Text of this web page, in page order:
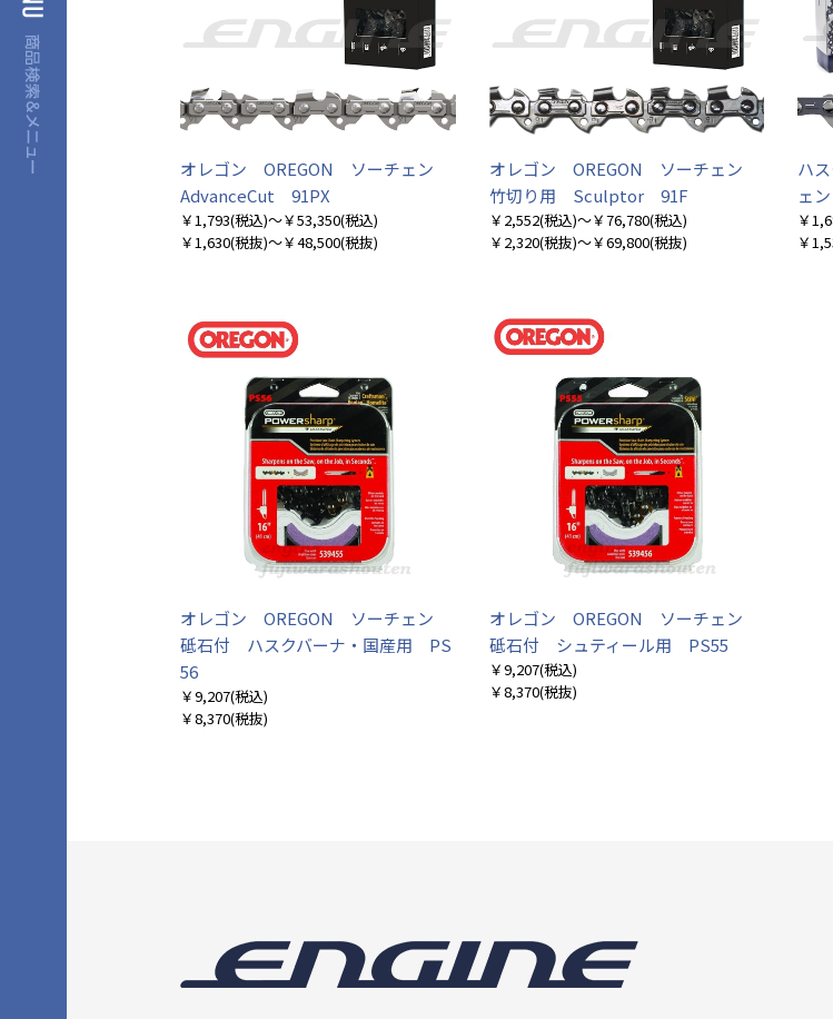
オレゴン OREGON ソーチェン
AdvanceCut 91PX
￥1,793(税込)～￥53,350(税込)
￥1,630(税抜)～￥48,500(税抜)
オレゴン OREGON ソーチェン
竹切り用 Sculptor 91F
￥2,552(税込)～￥76,780(税込)
￥2,320(税抜)～￥69,800(税抜)
ハ
ェ
￥
￥
オレゴン OREGON ソーチェン
砥石付 ハスクバーナ・国産用 PS
56
￥9,207(税込)
￥8,370(税抜)
オレゴン OREGON ソーチェン
砥石付 シュティール用 PS55
￥9,207(税込)
￥8,370(税抜)
お買い物を続ける カー